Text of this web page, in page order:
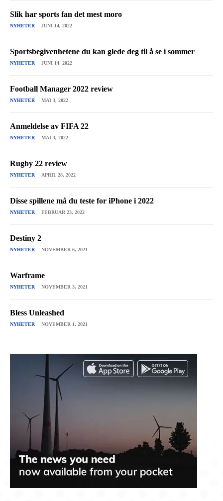
Slik har sports fan det mest moro
NYHETER JUNI 14, 2022
Sportsbegivenhetene du kan glede deg til å se i sommer
NYHETER JUNI 14, 2022
Football Manager 2022 review
NYHETER MAI 3, 2022
Anmeldelse av FIFA 22
NYHETER MAI 3, 2022
Rugby 22 review
NYHETER APRIL 28, 2022
Disse spillene må du teste for iPhone i 2022
NYHETER FEBRUAR 23, 2022
Destiny 2
NYHETER NOVEMBER 6, 2021
Warframe
NYHETER NOVEMBER 3, 2021
Bless Unleashed
NYHETER NOVEMBER 1, 2021